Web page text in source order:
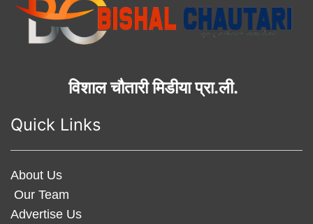
विशाल चौतारी मिडीया प्रा.ली.
Quick Links
About Us
Our Team
Advertise Us